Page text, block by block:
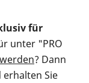
für
unter "PRO
? Dann
erhalten Sie